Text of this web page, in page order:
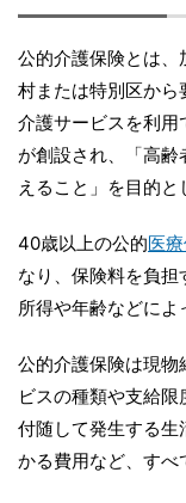
公的介護保険とは
村または特別区から
介護サービスを利
が創設され、「高
えること」を目的と
40歳以上の公的医
なり、保険料を負担
所得や年齢などによ
公的介護保険は現物
ビスの種類や支給
付随して発生する
かる費用など、すべ